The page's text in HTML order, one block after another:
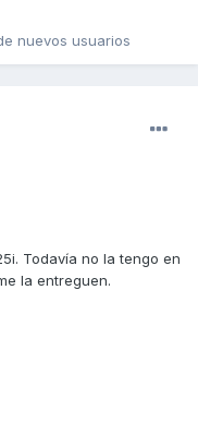
nuevos usuarios
Todavía no la tengo en
la entreguen.